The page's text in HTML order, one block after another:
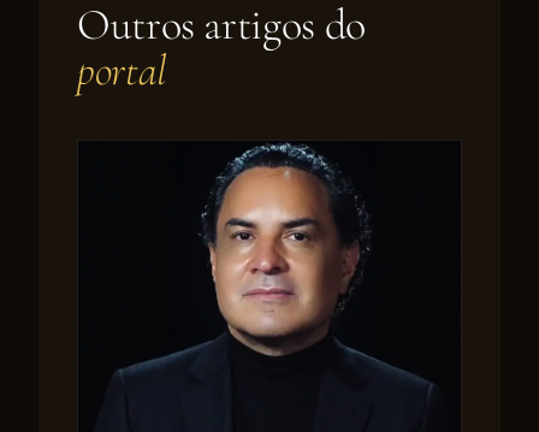
Outros artigos do
portal